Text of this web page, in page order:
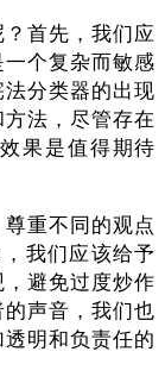
首先，我们应
个复杂而敏感
分类器的出现
法，尽管存在
果是值得期待
重不同的观点
我们应该给予
避免过度炒作
声音，我们也
明和负责任的